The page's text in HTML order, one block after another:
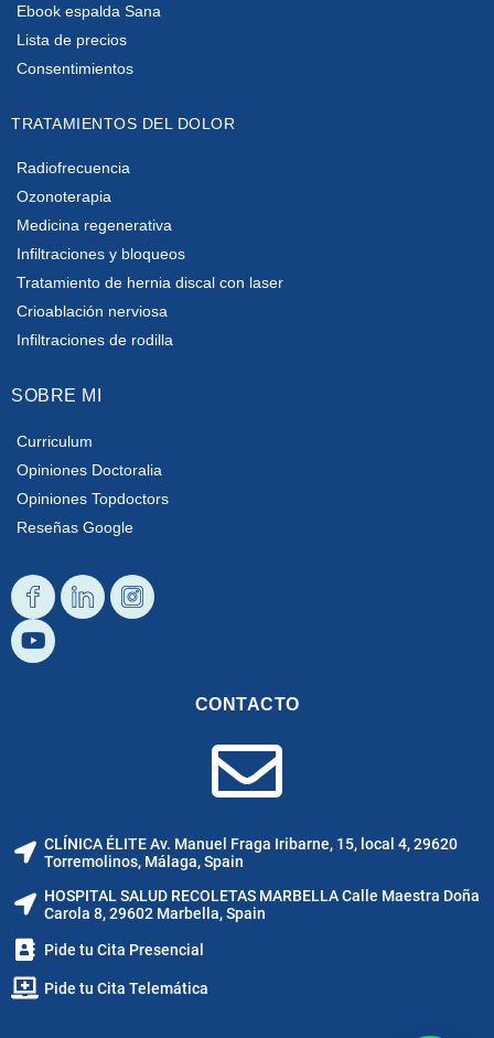
Ebook espalda Sana
Lista de precios
Consentimientos
TRATAMIENTOS DEL DOLOR
Radiofrecuencia
Ozonoterapia
Medicina regenerativa
Infiltraciones y bloqueos
Tratamiento de hernia discal con laser
Crioablación nerviosa
Infiltraciones de rodilla
SOBRE MI
Curriculum
Opiniones Doctoralia
Opiniones Topdoctors
Reseñas Google
Diseño
Facebook
Diseño
Linkedin
Diseño
Instagram
Youtube
CONTACTO
CLÍNICA ÉLITE Av. Manuel Fraga Iribarne, 15, local 4, 29620
Torremolinos, Málaga, Spain
HOSPITAL SALUD RECOLETAS MARBELLA Calle Maestra Doña
Carola 8, 29602 Marbella, Spain
Pide tu Cita Presencial
Pide tu Cita Telemática